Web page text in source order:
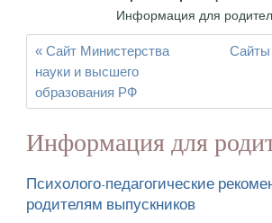
Информация для
« Сайт Министерства
науки и высшего
образования РФ
Сайты
Информация для
Психолого-педагогические
родителям выпускников